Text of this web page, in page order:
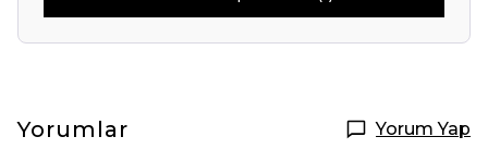
Yorumlar Yorum Yap